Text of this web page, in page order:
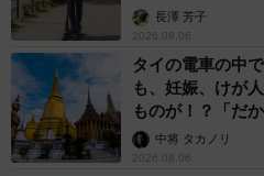
説】長澤 芳子
2026.08.06
タイの電車の中
も、妊娠、けが
ものが！？「だ
中将 タカノリ
2026.08.06